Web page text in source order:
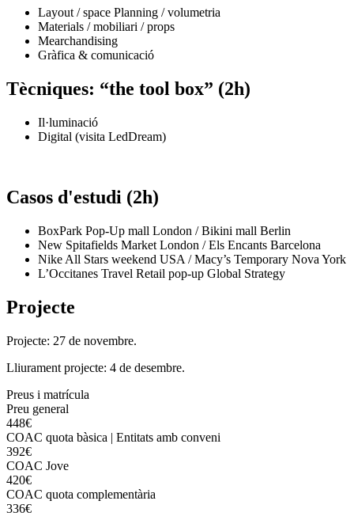
Layout / space Planning / volumetria
Materials / mobiliari / props
Mearchandising
Gràfica & comunicació
Tècniques: “the tool box” (2h)
Il·luminació
Digital (visita LedDream)
Casos d'estudi (2h)
BoxPark Pop-Up mall London / Bikini mall Berlin
New Spitafields Market London / Els Encants Barcelona
Nike All Stars weekend USA / Macy’s Temporary Nova York
L’Occitanes Travel Retail pop-up Global Strategy
Projecte
Projecte: 27 de novembre.
Lliurament projecte: 4 de desembre.
Preus i matrícula
Preu general
448€
COAC quota bàsica | Entitats amb conveni
392€
COAC Jove
420€
COAC quota complementària
336€